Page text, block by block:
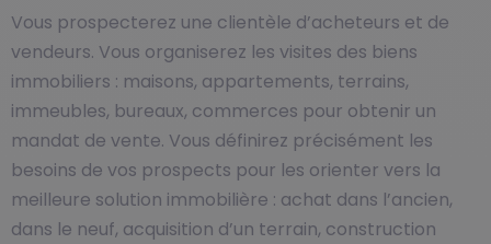
Vous prospecterez une clientèle d’acheteurs et de
vendeurs. Vous organiserez les visites des biens
immobiliers : maisons, appartements, terrains,
immeubles, bureaux, commerces pour obtenir un
mandat de vente. Vous définirez précisément les
besoins de vos prospects pour les orienter vers la
meilleure solution immobilière : achat dans l’ancien,
dans le neuf, acquisition d’un terrain, construction